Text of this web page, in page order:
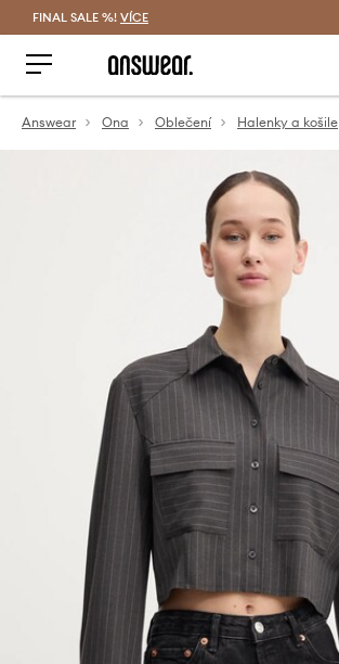
FINAL SALE %! VÍCE
Answear Ona Oblečení Halenky a košile